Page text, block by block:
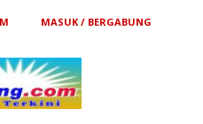
MASUK / BERGABUNG